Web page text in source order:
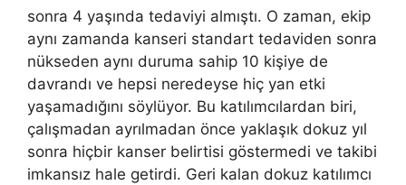
sonra 4 yaşında tedaviyi almıştı. O zaman, ekip
aynı zamanda kanseri standart tedaviden sonra
nükseden aynı duruma sahip 10 kişiye de
davrandı ve hepsi neredeyse hiç yan etki
yaşamadığını söylüyor. Bu katılımcılardan biri,
çalışmadan ayrılmadan önce yaklaşık dokuz yıl
sonra hiçbir kanser belirtisi göstermedi ve takibi
imkansız hale getirdi. Geri kalan dokuz katılımcı